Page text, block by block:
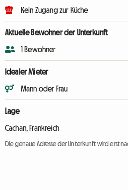
Kein Zugang zur Küche
Aktuelle Bewohner der Unterkunft
1 Bewohner
Idealer Mieter
Mann oder Frau
Lage
Cachan, Frankreich
Die genaue Adresse der Unterkunft wird erst